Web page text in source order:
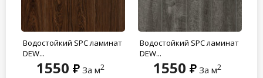
Водостойкий SPC ламинат
DEW...
1550 За м2
Водостойкий SPC ламинат
DEW...
1550 За м2